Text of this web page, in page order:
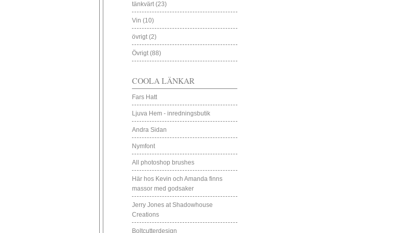
tänkvärt (23)
Vin (10)
övrigt (2)
Övrigt (88)
COOLA LÄNKAR
Fars Hatt
Ljuva Hem - inredningsbutik
Andra Sidan
Nymfont
All photoshop brushes
Här hos Kevin och Amanda finns
massor med godsaker
Jerry Jones at Shadowhouse
Creations
Boltcutterdesign